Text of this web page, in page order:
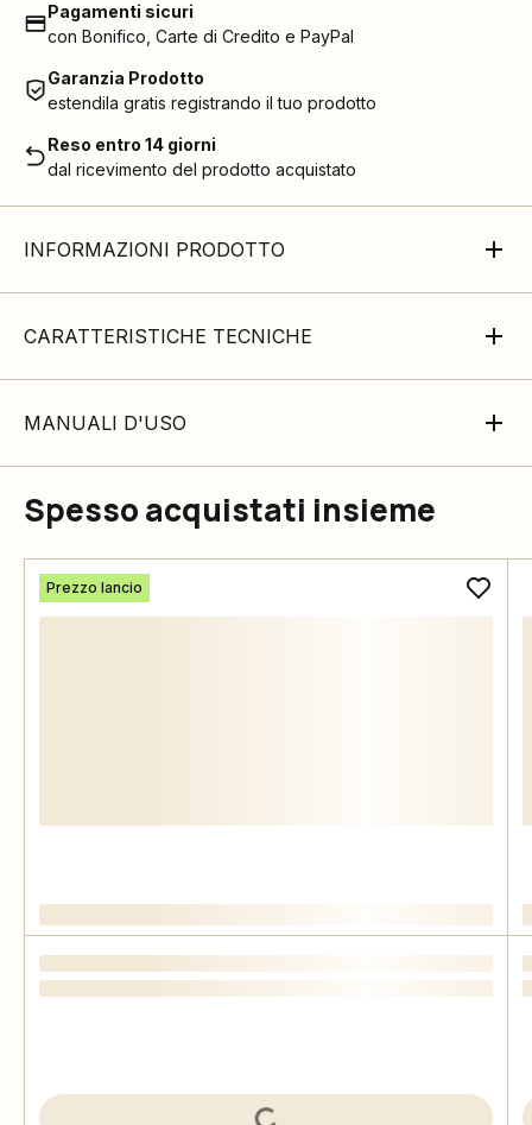
Pagamenti sicuri
con Bonifico, Carte di Credito e PayPal
Garanzia Prodotto
estendila gratis registrando il tuo prodotto
Reso entro 14 giorni
dal ricevimento del prodotto acquistato
INFORMAZIONI PRODOTTO
CARATTERISTICHE TECNICHE
MANUALI D'USO
Spesso acquistati insieme
Prezzo lancio